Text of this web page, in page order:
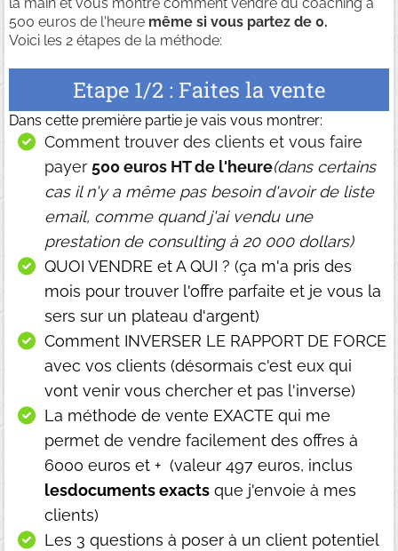
500 euros de l'heure même si vous partez de 0.
Voici les 2 étapes de la méthode:
Etape 1/2 : Faites la vente
Dans cette première partie je vais vous montrer:
Comment trouver des clients et vous faire
payer 500 euros HT de l'heure(dans certains
cas il n'y a même pas besoin d'avoir de liste
email, comme quand j'ai vendu une
prestation de consulting à 20 000 dollars)
QUOI VENDRE et A QUI ? (ça m'a pris des
mois pour trouver l'offre parfaite et je vous la
sers sur un plateau d'argent)
Comment INVERSER LE RAPPORT DE FORCE
avec vos clients (désormais c'est eux qui
vont venir vous chercher et pas l'inverse)
La méthode de vente EXACTE qui me
permet de vendre facilement des offres à
6000 euros et + (valeur 497 euros, inclus
lesdocuments exacts que j'envoie à mes
clients)
Les 3 questions à poser à un client potentiel